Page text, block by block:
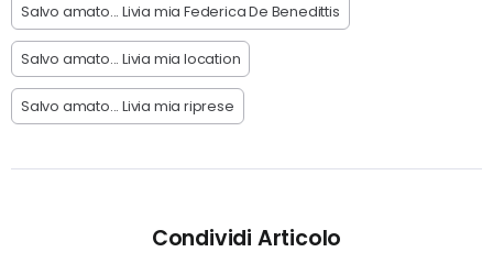
Salvo amato... Livia mia Federica De Benedittis
Salvo amato... Livia mia location
Salvo amato... Livia mia riprese
Condividi Articolo